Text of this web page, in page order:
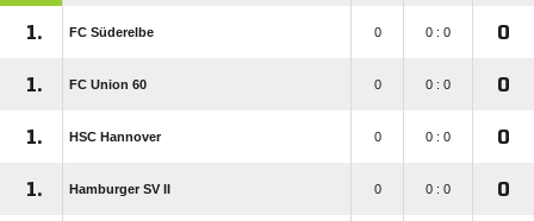
1. FC Süderelbe 0 0 : 0 0
1. FC Union 60 0 0 : 0 0
1. HSC Hannover 0 0 : 0 0
1. Hamburger SV II 0 0 : 0 0